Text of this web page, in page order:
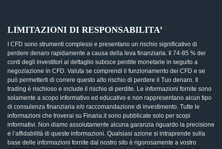
LIMITAZIONI DI RESPONSABILITA’
I CFD sono strumenti complessi e presentano un rischio significativo di
perdere denaro rapidamente a causa della leva finanziaria. Il 74-85 % dei
conti degli investitori al dettaglio subisce perdite monetarie in seguito a
negoziazione in CFD. Valuta se comprendi il funzionamento dei CFD e se
può permetterti di correre questo alto rischio di perdere il Tuo denaro. Il
trading è rischioso e include il rischio di perdite. Le informazioni fornite sono
solamente a scopo informativo ed educativo e non rappresentano alcun tipo
di consulenza finanziaria e/o raccomandazione di investimento. Tutte le
informazioni che troverai su Finaria.it sono pubblicate solo per scopi
informativi. Non diamo assolutamente alcuna garanzia riguardo la precisione
e l’affidabilità di queste informazioni. Qualsiasi azione si intraprende sulla
base delle informazioni fornite dal nostro sito è rigorosamente a vostro